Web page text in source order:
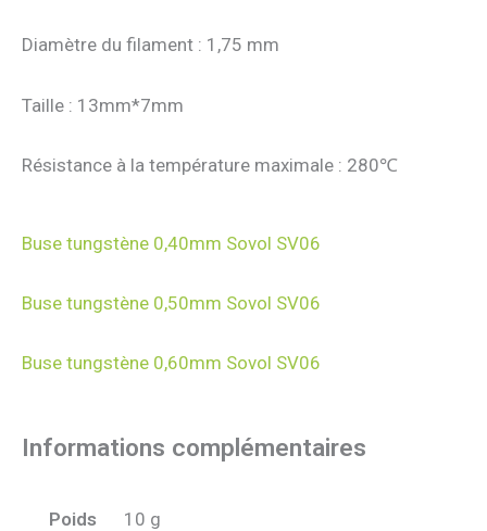
Diamètre du filament : 1,75 mm
Taille : 13mm*7mm
Résistance à la température maximale : 280℃
Buse tungstène 0,40mm Sovol SV06
Buse tungstène 0,50mm Sovol SV06
Buse tungstène 0,60mm Sovol SV06
Informations complémentaires
Poids 10 g